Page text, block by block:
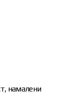
намалени